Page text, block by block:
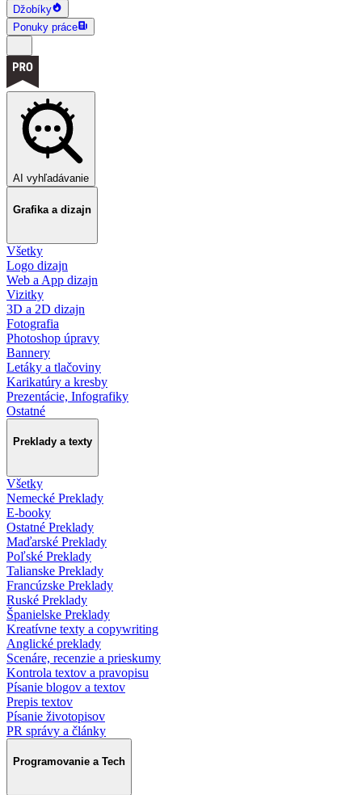
Džobíky
Ponuky práce
AI vyhľadávanie
Grafika a dizajn
Všetky
Logo dizajn
Web a App dizajn
Vizitky
3D a 2D dizajn
Fotografia
Photoshop úpravy
Bannery
Letáky a tlačoviny
Karikatúry a kresby
Prezentácie, Infografiky
Ostatné
Preklady a texty
Všetky
Nemecké Preklady
E-booky
Ostatné Preklady
Maďarské Preklady
Poľské Preklady
Talianske Preklady
Francúzske Preklady
Ruské Preklady
Španielske Preklady
Kreatívne texty a copywriting
Anglické preklady
Scenáre, recenzie a prieskumy
Kontrola textov a pravopisu
Písanie blogov a textov
Prepis textov
Písanie životopisov
PR správy a články
Programovanie a Tech